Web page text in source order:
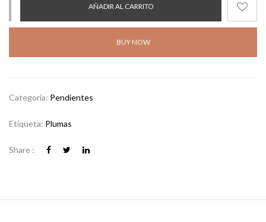
AÑADIR AL CARRITO
BUY NOW
Categoría: Pendientes
Etiqueta: Plumas
Share :